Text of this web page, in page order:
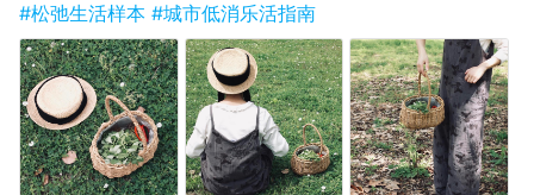
#松弛生活样本 #城市低消乐活指南